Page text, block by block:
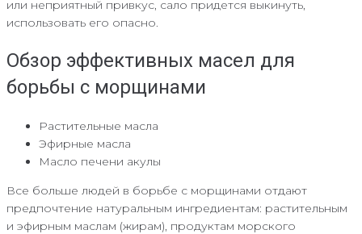
или неприятный привкус, сало придется выкинуть,
использовать его опасно.
Обзор эффективных масел для
борьбы с морщинами
Растительные масла
Эфирные масла
Масло печени акулы
Все больше людей в борьбе с морщинами отдают
предпочтение натуральным ингредиентам: растительным
и эфирным маслам (жирам), продуктам морского